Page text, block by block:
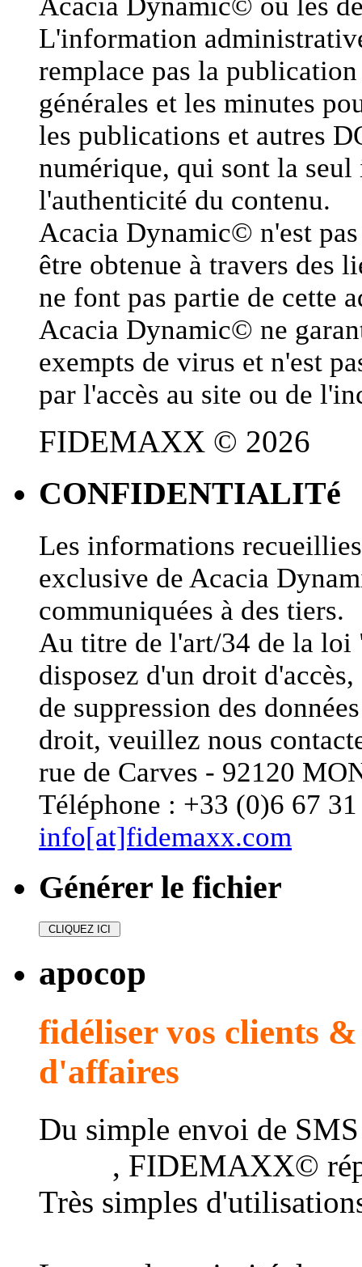
L'information
remplace pas la
générales et les minutes
les publications et autres
numérique, qui sont la
l'authenticité du contenu.
Acacia Dynamic© n'est
être obtenue à travers des
ne font pas partie de cette
Acacia Dynamic© ne
exempts de virus et n'est
par l'accès au site ou de
FIDEMAXX © 2026
CONFIDENTIALITé
Les informations
exclusive de Acacia
communiquées à des tiers.
Au titre de l'art/34 de la
disposez d'un droit
de suppression des
droit, veuillez nous
rue de Carves - 92120
Téléphone : +33 (0)6 67
info[at]fidemaxx.com
Générer le fichier
apocop
fidéliser vos clients
d'affaires
Du simple envoi de
, FIDEMAXX©
Très simples